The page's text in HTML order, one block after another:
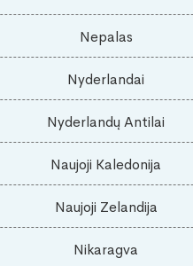
Nepalas
Nyderlandai
Nyderlandų Antilai
Naujoji Kaledonija
Naujoji Zelandija
Nikaragva